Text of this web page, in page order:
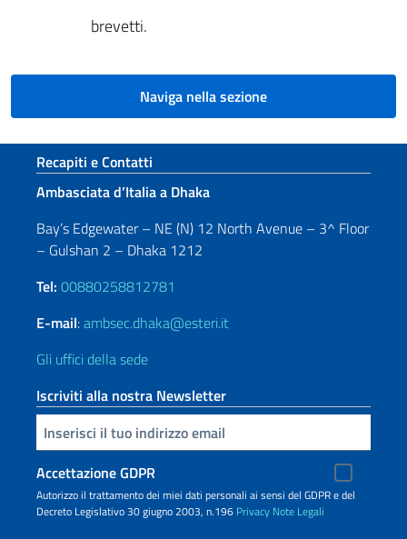
brevetti.
Naviga nella sezione
Sezione footer
Recapiti e Contatti
Ambasciata d’Italia a Dhaka
Bay’s Edgewater – NE (N) 12 North Avenue – 3^ Floor
– Gulshan 2 – Dhaka 1212
Tel: 00880258812781
E-mail:ambsec.dhaka@esteri.it
Gli uffici della sede
Iscriviti alla nostra Newsletter
Inserisci la tua email
Accettazione GDPR
Autorizzo il trattamento dei miei dati personali ai sensi del GDPR e del
Decreto Legislativo 30 giugno 2003, n.196 Privacy Note Legali